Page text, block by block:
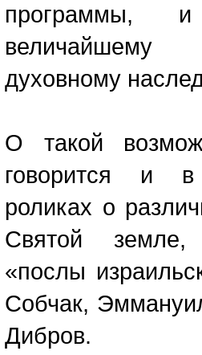
программы,
величайшему
духовному
О такой
говорится и
роликах о
Святой земле,
«послы
Собчак,
Дибров.